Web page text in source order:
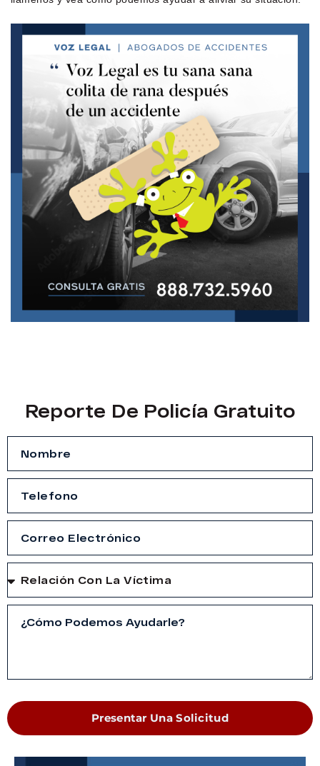
Reporte De Policía Gratuito
Presentar Una Solicitud